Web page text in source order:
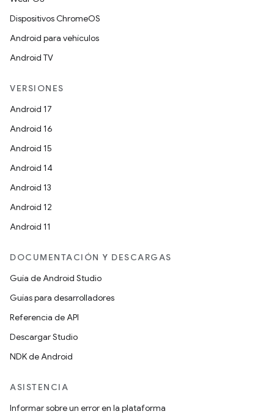
Dispositivos ChromeOS
Android para vehículos
Android TV
VERSIONES
Android 17
Android 16
Android 15
Android 14
Android 13
Android 12
Android 11
DOCUMENTACIÓN Y DESCARGAS
Guía de Android Studio
Guías para desarrolladores
Referencia de API
Descargar Studio
NDK de Android
ASISTENCIA
Informar sobre un error en la plataforma